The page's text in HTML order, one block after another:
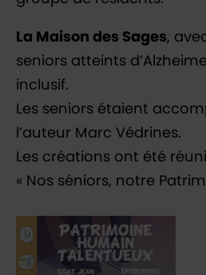
La Maison des Sages,
seniors atteints
inclusif.
Les seniors étaient
l’auteur Marc Védrines.
Les créations ont été
« Nos séniors, notre